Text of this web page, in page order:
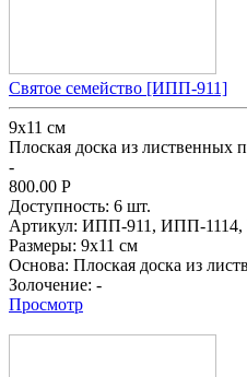
Святое семейство [ИПП-911]
9х11 см
Плоская доска из лиственных
-
800.00 Р
Доступность: 6 шт.
Артикул: ИПП-911, ИПП-1114,
Размеры: 9х11 см
Основа: Плоская доска из
Золочение: -
Просмотр